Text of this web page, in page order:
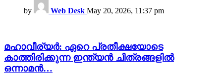
by Web Desk May 20, 2026, 11:37 pm
മഹാവീര്യർ: ഏറെ പ്രതീക്ഷയോടെ
കാത്തിരിക്കുന്ന ഇന്ത്യൻ ചിത്രങ്ങളിൽ
ഒന്നാമൻ…